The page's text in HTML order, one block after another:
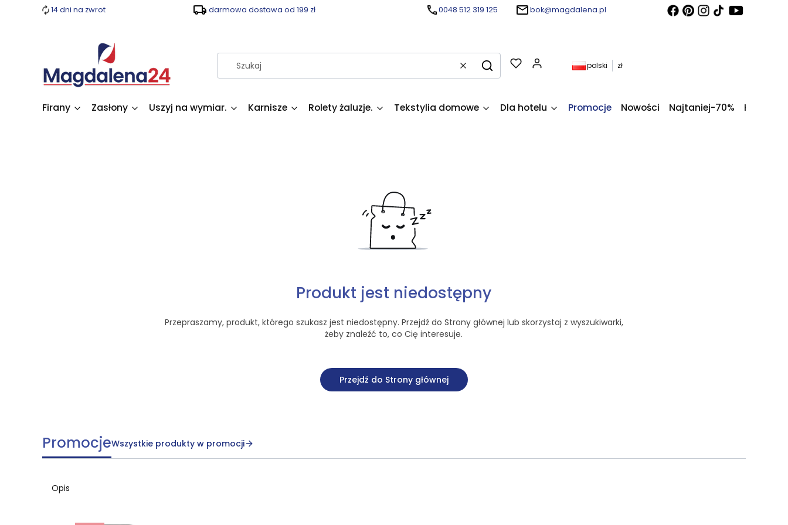
14 dni na zwrot darmowa dostawa od 199 zł 0048 512 319 125 bok@magdalena.pl
WyczyśćSzukaj
Produkty w koszyku: 0. Zobacz szczegóły
polski zł
Firany Zasłony Uszyj na wymiar. Karnisze Rolety żaluzje. Tekstylia domowe Dla hotelu Promocje Nowości Najtaniej-70% Kupony
Produkt jest niedostępny
Przepraszamy, produkt, którego szukasz jest niedostępny. Przejdź do Strony głównej lub skorzystaj z wyszukiwarki,
żeby znaleźć to, co Cię interesuje.
Przejdź do Strony głównej
PromocjeWszystkie produkty w promocji
Opis